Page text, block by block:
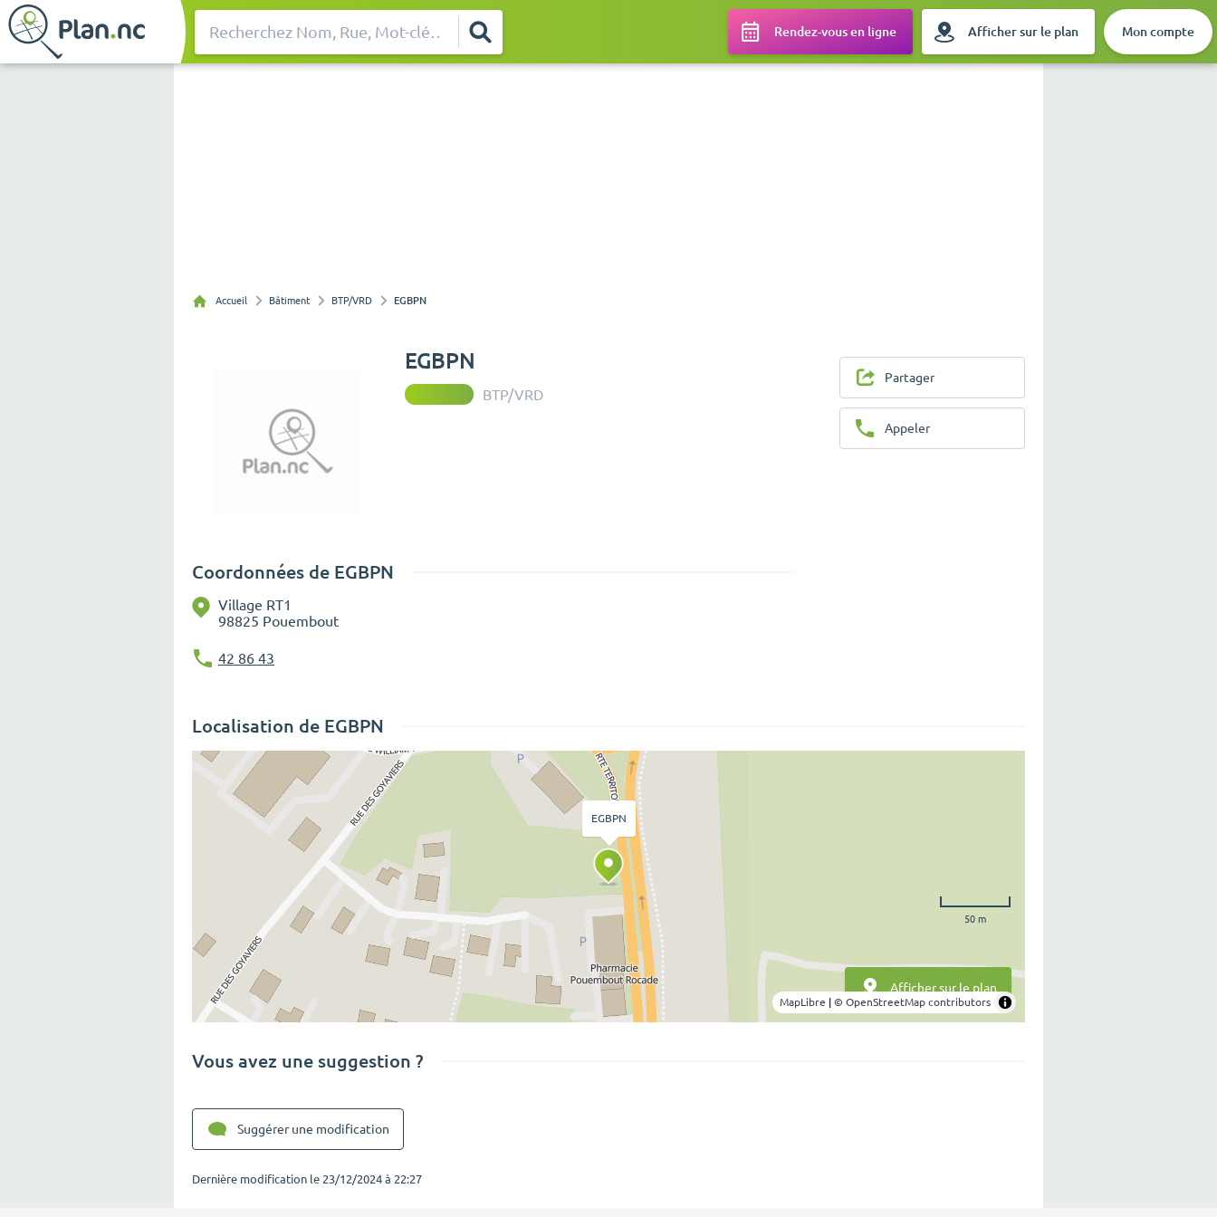
Rechercher Rendez-vous en ligne Afficher sur le plan Mon compte
Accueil Bâtiment BTP/VRD EGBPN
EGBPN
BTP/VRD
Partager
Appeler
Coordonnées de EGBPN
Village RT1
98825 Pouembout
42 86 43
Localisation de EGBPN
50 m
MapLibre | © OpenStreetMap contributors
EGBPN
Afficher sur le plan
Vous avez une suggestion ?
Suggérer une modification
Dernière modification le 23/12/2024 à 22:27